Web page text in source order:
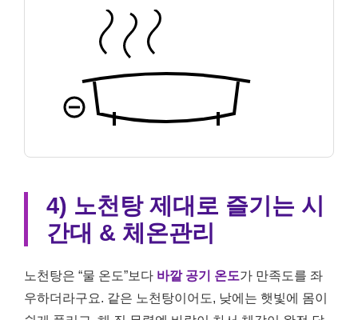
4) 노천탕 제대로 즐기는 시
간대 & 체온관리
노천탕은 “물 온도”보다 바깥 공기 온도가 만족도를 좌
우하더라구요. 같은 노천탕이어도, 낮에는 햇빛에 몸이